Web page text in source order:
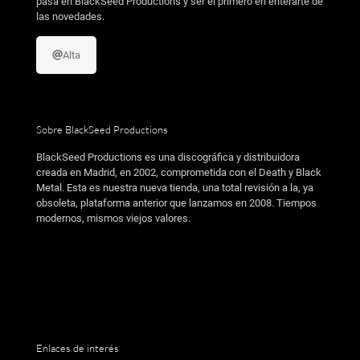
las novedades.
Alta
Sobre BlackSeed Productions
BlackSeed Productions es una discográfica y distribuidora
creada en Madrid, en 2002, comprometida con el Death y Black
Metal. Esta es nuestra nueva tienda, una total revisión a la, ya
obsoleta, plataforma anterior que lanzamos en 2008. Tiempos
modernos, mismos viejos valores.
Enlaces de interés